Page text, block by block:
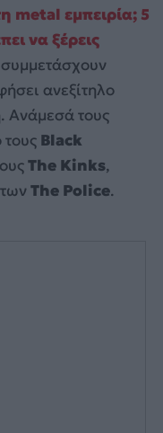
metal εμπειρία; 5
να ξέρεις
ανεξίτηλο
Ανάμεσά τους
Black
The Kinks,
τωνThe Police.